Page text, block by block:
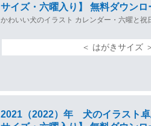
サイズ・六曜入り】 無料ダウンロ
かわいい犬のイラスト カレンダー・六曜と祝
＜ はがきサイズ
2021（2022）年 犬のイラスト